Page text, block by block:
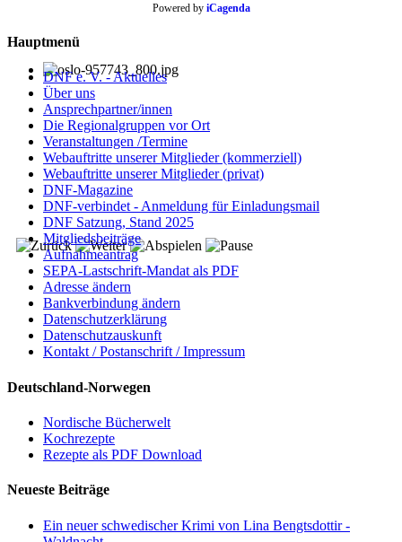
Powered by iCagenda
Hauptmenü
DNF e. V. - Aktuelles
Über uns
Ansprechpartner/innen
Die Regionalgruppen vor Ort
Veranstaltungen /Termine
Webauftritte unserer Mitglieder (kommerziell)
Webauftritte unserer Mitglieder (privat)
DNF-Magazine
DNF-verbindet - Anmeldung für Einladungsmail
DNF Satzung, Stand 2025
Mitgliedsbeiträge
Aufnahmeantrag
SEPA-Lastschrift-Mandat als PDF
Adresse ändern
Bankverbindung ändern
Datenschutzerklärung
Datenschutzauskunft
Kontakt / Postanschrift / Impressum
Deutschland-Norwegen
Nordische Bücherwelt
Kochrezepte
Rezepte als PDF Download
Neueste Beiträge
Ein neuer schwedischer Krimi von Lina Bengtsdottir -